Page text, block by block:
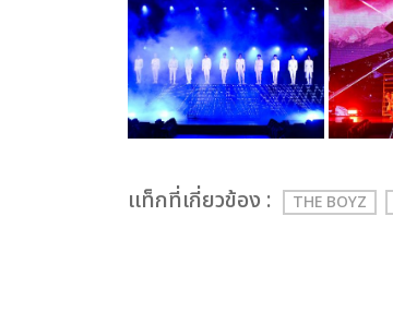
เเท็กที่เกี่ยวข้อง : THE BOYZ